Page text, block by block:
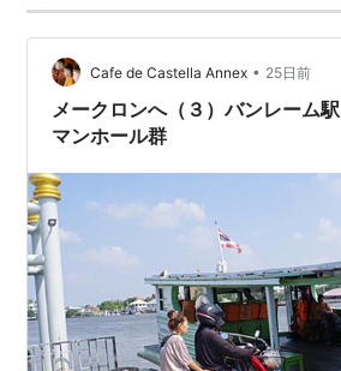
Cafe de Castella Annex • 25日前
メークロンへ（３）バンレーム
マンホール群